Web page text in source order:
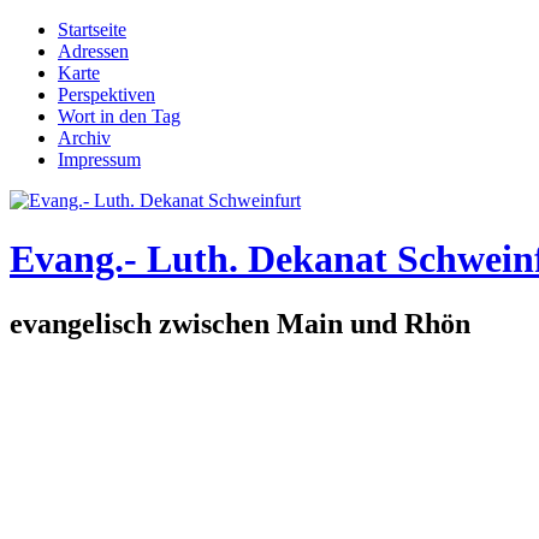
Direkt zum Inhalt
Hauptmenü
Startseite
Adressen
Karte
Perspektiven
Wort in den Tag
Archiv
Impressum
Evang.- Luth. Dekanat
evangelisch zwischen Main und Rhön